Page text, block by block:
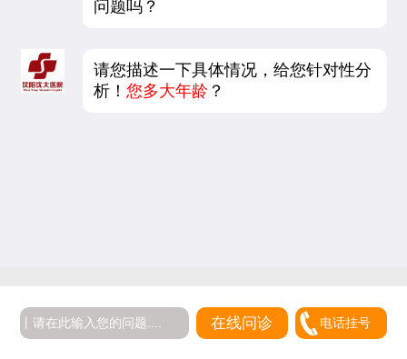
问题吗？
请您描述一下具体情况，给您针对性分
析！您多大年龄 ？
在线问诊 电话挂号